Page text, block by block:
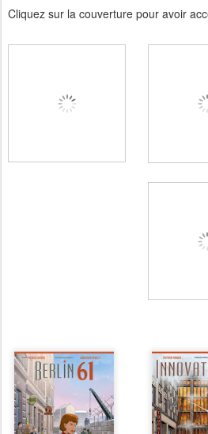
Cliquez sur la couverture pour avoir